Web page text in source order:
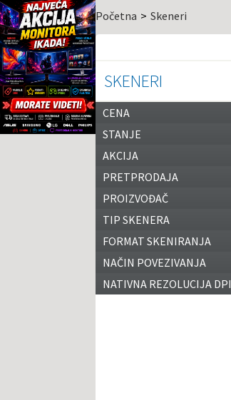
Početna Skeneri
SKENERI
CENA
STANJE
AKCIJA
PRETPRODAJA
PROIZVOĐAČ
TIP SKENERA
FORMAT SKENIRANJA
NAČIN POVEZIVANJA
NATIVNA REZOLUCIJA DPI